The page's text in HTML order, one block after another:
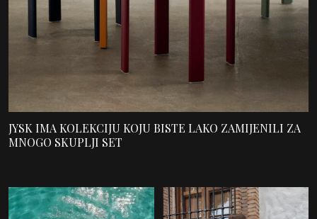
JYSK IMA KOLEKCIJU KOJU BISTE LAKO ZAMIJENILI ZA
MNOGO SKUPLJI SET